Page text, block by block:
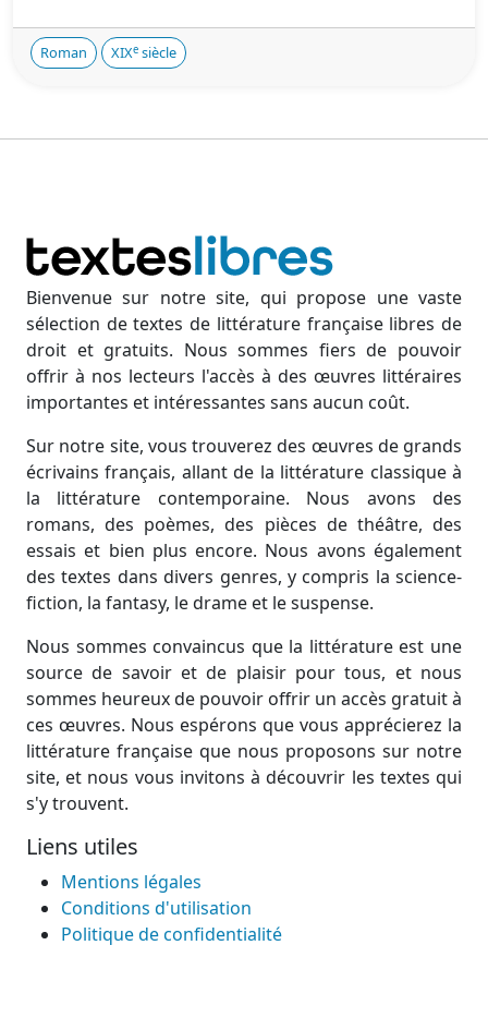
Roman XIXe siècle
Bienvenue sur notre site, qui propose une vaste
sélection de textes de littérature française libres de
droit et gratuits. Nous sommes fiers de pouvoir
offrir à nos lecteurs l'accès à des œuvres littéraires
importantes et intéressantes sans aucun coût.
Sur notre site, vous trouverez des œuvres de grands
écrivains français, allant de la littérature classique à
la littérature contemporaine. Nous avons des
romans, des poèmes, des pièces de théâtre, des
essais et bien plus encore. Nous avons également
des textes dans divers genres, y compris la science-
fiction, la fantasy, le drame et le suspense.
Nous sommes convaincus que la littérature est une
source de savoir et de plaisir pour tous, et nous
sommes heureux de pouvoir offrir un accès gratuit à
ces œuvres. Nous espérons que vous apprécierez la
littérature française que nous proposons sur notre
site, et nous vous invitons à découvrir les textes qui
s'y trouvent.
Liens utiles
Mentions légales
Conditions d'utilisation
Politique de confidentialité